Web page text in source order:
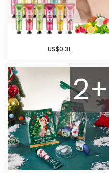
US$0.31
2+